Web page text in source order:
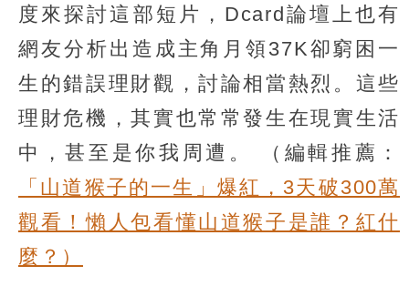
度來探討這部短片，Dcard論壇上也有
網友分析出造成主角月領37K卻窮困一
生的錯誤理財觀，討論相當熱烈。這些
理財危機，其實也常常發生在現實生活
中，甚至是你我周遭。
（編輯推薦：
「山道猴子的一生」爆紅，3天破300萬
觀看！懶人包看懂山道猴子是誰？紅什
麼？）